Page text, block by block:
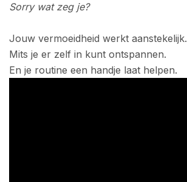
Sorry wat zeg je?
Jouw vermoeidheid werkt aanstekelijk.
Mits je er zelf in kunt ontspannen.
En je routine een handje laat helpen.